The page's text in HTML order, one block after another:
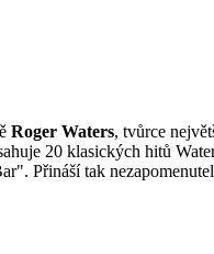
Roger Waters, tvůrce
20 klasických hitů
Přináší tak